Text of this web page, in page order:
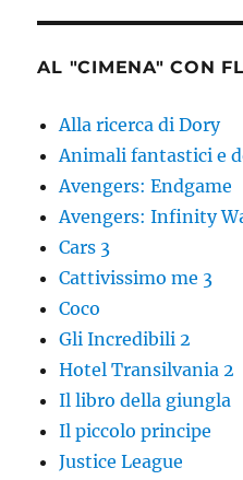
AL "CIMENA" CON
Alla ricerca di Dory
Animali fantastici e
Avengers: Endgame
Avengers: Infinity
Cars 3
Cattivissimo me 3
Coco
Gli Incredibili 2
Hotel Transilvania 2
Il libro della giungla
Il piccolo principe
Justice League